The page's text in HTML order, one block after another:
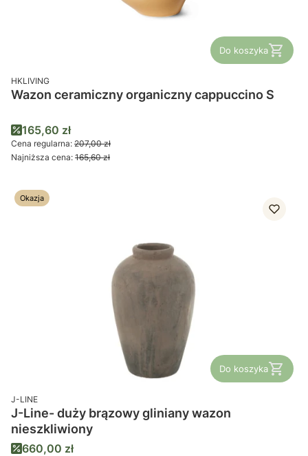
Do koszyka
PRODUCENT
HKLIVING
Wazon ceramiczny organiczny cappuccino S
Cena promocyjna
165,60 zł
Cena regularna: 207,00 zł
Najniższa cena: 165,60 zł
Okazja
Do koszyka
PRODUCENT
J-LINE
J-Line- duży brązowy gliniany wazon
nieszkliwiony
Cena promocyjna
660,00 zł